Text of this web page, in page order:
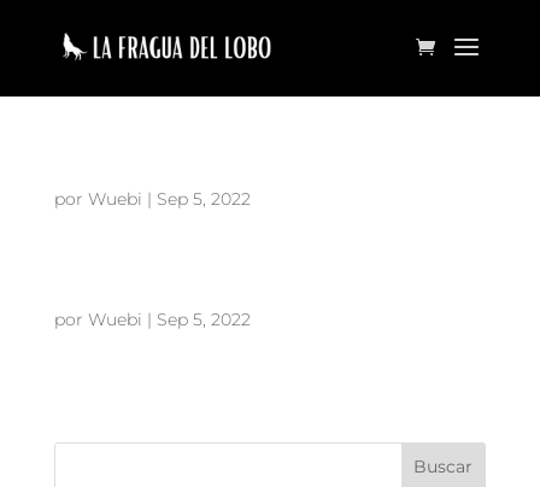
por Wuebi | Sep 5, 2022
por Wuebi | Sep 5, 2022